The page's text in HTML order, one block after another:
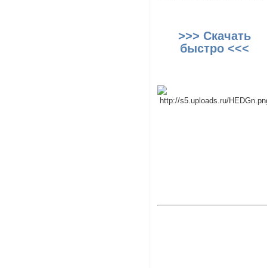
>>> Скачать
быстро <<<